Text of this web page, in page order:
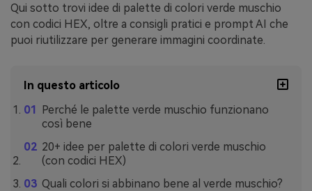
Qui sotto trovi idee di palette di colori verde muschio
con codici HEX, oltre a consigli pratici e prompt AI che
puoi riutilizzare per generare immagini coordinate.
In questo articolo
Perché le palette verde muschio funzionano
così bene
20+ idee per palette di colori verde muschio
(con codici HEX)
Quali colori si abbinano bene al verde muschio?